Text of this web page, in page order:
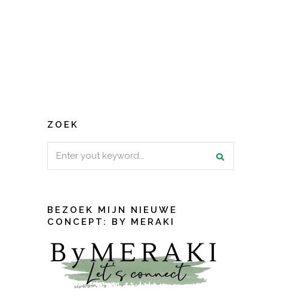
ZOEK
Search
BEZOEK MIJN NIEUWE
CONCEPT: BY MERAKI